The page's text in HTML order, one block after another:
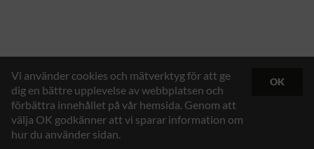
Vi använder cookies och mätverktyg för att ge
dig en bättre upplevelse av webbplatsen och
förbättra innehållet på vår hemsida. Genom att
välja OK godkänner att vi sparar information om
hur du använder sidan.
OK